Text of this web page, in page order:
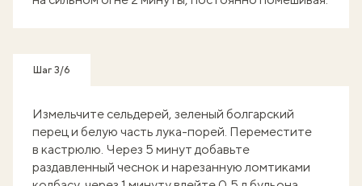
Шаг 3/6
Измельчите сельдерей, зеленый болгарский
перец и белую часть лука-порей. Переместите
в кастрюлю. Через 5 минут добавьте
раздавленный чеснок и нарезанную ломтиками